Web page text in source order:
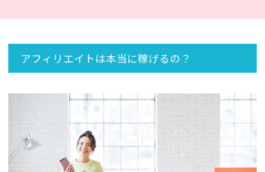
アフィリエイトは本当に稼げるの？